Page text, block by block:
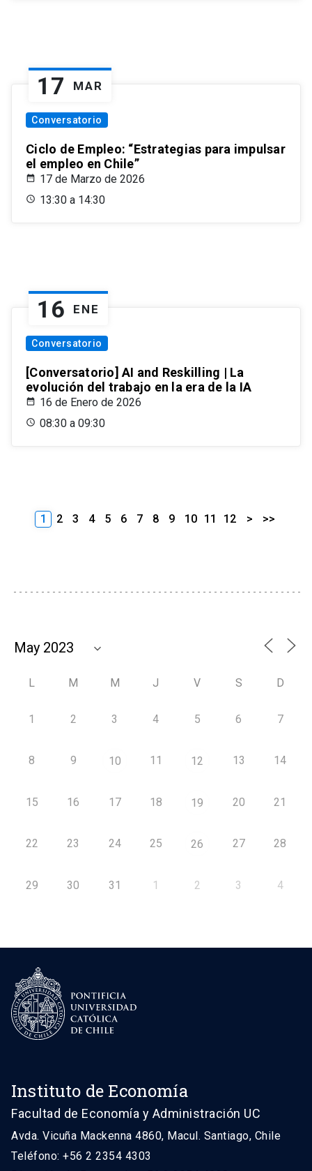
17 MAR
Conversatorio
Ciclo de Empleo: “Estrategias para impulsar
el empleo en Chile”
17 de Marzo de 2026
13:30 a 14:30
16 ENE
Conversatorio
[Conversatorio] AI and Reskilling | La
evolución del trabajo en la era de la IA
16 de Enero de 2026
08:30 a 09:30
1 2 3 4 5 6 7 8 9 10 11 12 > >>
L M M J V S D
1 2 3 4 5 6 7
8 9 10 11 12 13 14
15 16 17 18 19 20 21
22 23 24 25 26 27 28
29 30 31 1 2 3 4
Instituto de Economía
Facultad de Economía y Administración UC
Avda. Vicuña Mackenna 4860, Macul. Santiago, Chile
Teléfono: +56 2 2354 4303